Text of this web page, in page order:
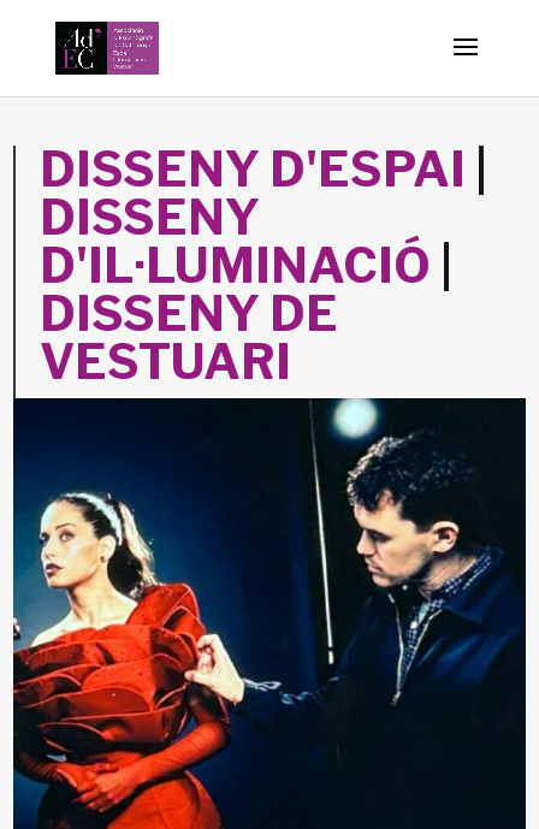
DISSENY D'ESPAI
DISSENY
D'IL·LUMINACIÓ
DISSENY DE
VESTUARI